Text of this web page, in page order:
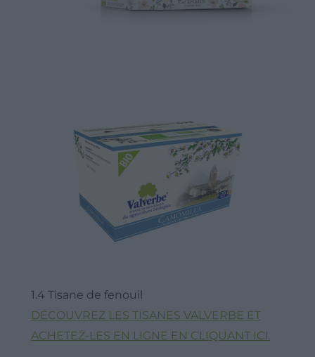
1.4 Tisane de fenouil
DÉCOUVREZ LES TISANES VALVERBE ET
ACHETEZ-LES EN LIGNE EN CLIQUANT ICI.